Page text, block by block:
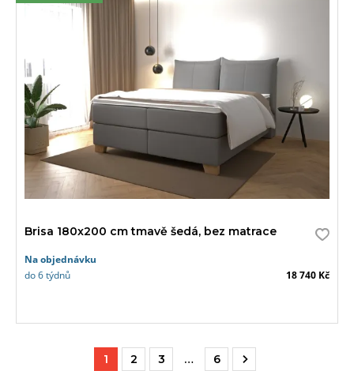
Brisa 180x200 cm tmavě šedá, bez matrace
Na objednávku
do 6 týdnů
18 740 Kč
1 2 3 … 6